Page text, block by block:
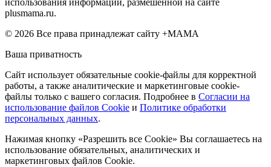
использования информации, размешенной на сайте
plusmama.ru.
© 2026 Все права принадлежат сайту +МАМА
Ваша приватность
Сайт использует обязательные cookie-файлы для корректной
работы, а также аналитические и маркетинговые cookie-
файлы только с вашего согласия. Подробнее в Согласии на
использование файлов Cookie и Политике обработки
персональных данных.
Нажимая кнопку «Разрешить все Cookie» Вы соглашаетесь на
использование обязательных, аналитических и
маркетинговых файлов Cookie.